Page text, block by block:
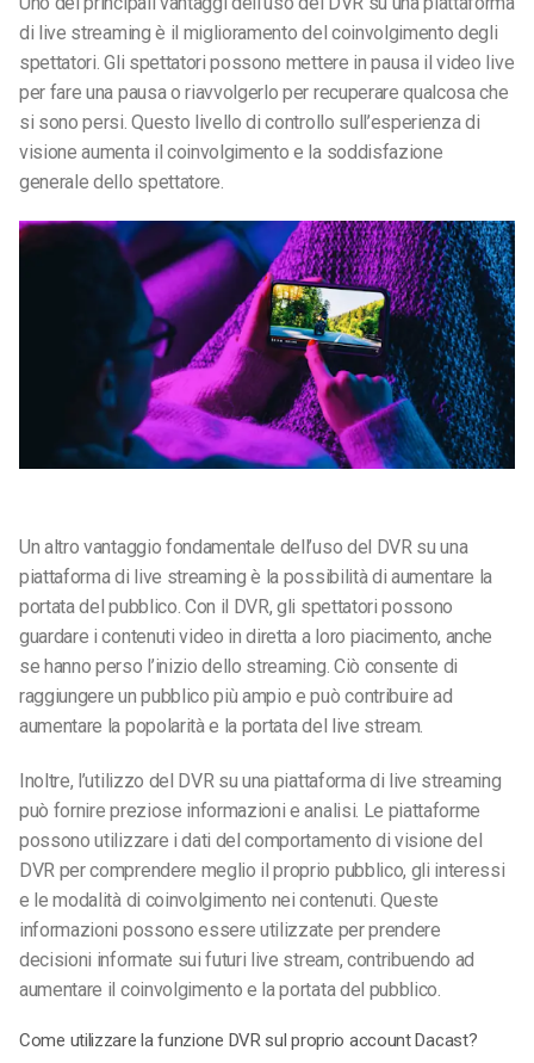
di live streaming è il miglioramento del coinvolgimento degli
spettatori. Gli spettatori possono mettere in pausa il video live
per fare una pausa o riavvolgerlo per recuperare qualcosa che
si sono persi. Questo livello di controllo sull’esperienza di
visione aumenta il coinvolgimento e la soddisfazione
generale dello spettatore.
Un altro vantaggio fondamentale dell’uso del DVR su una
piattaforma di live streaming è la possibilità di aumentare la
portata del pubblico. Con il DVR, gli spettatori possono
guardare i contenuti video in diretta a loro piacimento, anche
se hanno perso l’inizio dello streaming. Ciò consente di
raggiungere un pubblico più ampio e può contribuire ad
aumentare la popolarità e la portata del live stream.
Inoltre, l’utilizzo del DVR su una piattaforma di live streaming
può fornire preziose informazioni e analisi. Le piattaforme
possono utilizzare i dati del comportamento di visione del
DVR per comprendere meglio il proprio pubblico, gli interessi
e le modalità di coinvolgimento nei contenuti. Queste
informazioni possono essere utilizzate per prendere
decisioni informate sui futuri live stream, contribuendo ad
aumentare il coinvolgimento e la portata del pubblico.
Come utilizzare la funzione DVR sul proprio account Dacast?